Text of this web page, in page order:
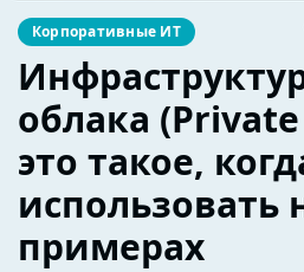
Корпоративные ИТ
облака
это такое,
использовать
примерах